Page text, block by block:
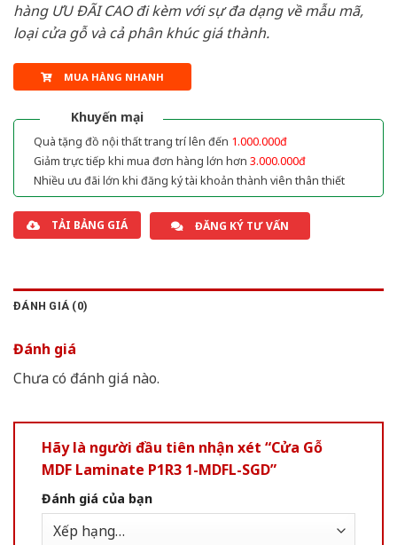
hàng ƯU ĐÃI CAO đi kèm với sự đa dạng về mẫu mã,
loại cửa gỗ và cả phân khúc giá thành.
MUA HÀNG NHANH
Khuyến mại
Quà tặng đồ nội thất trang trí lên đến 1.000.000đ
Giảm trực tiếp khi mua đơn hàng lớn hơn 3.000.000đ
Nhiều ưu đãi lớn khi đăng ký tài khoản thành viên thân thiết
TẢI BẢNG GIÁ ĐĂNG KÝ TƯ VẤN
ĐÁNH GIÁ (0)
Đánh giá
Chưa có đánh giá nào.
Hãy là người đầu tiên nhận xét “Cửa Gỗ
MDF Laminate P1R3 1-MDFL-SGD”
Đánh giá của bạn